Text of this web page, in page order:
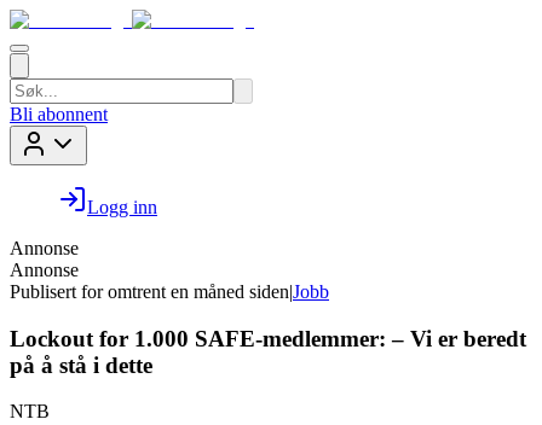
Bli abonnent
Logg inn
Annonse
Annonse
Publisert for omtrent en måned siden|Jobb
Lockout for 1.000 SAFE-medlemmer: – Vi er beredt
på å stå i dette
NTB